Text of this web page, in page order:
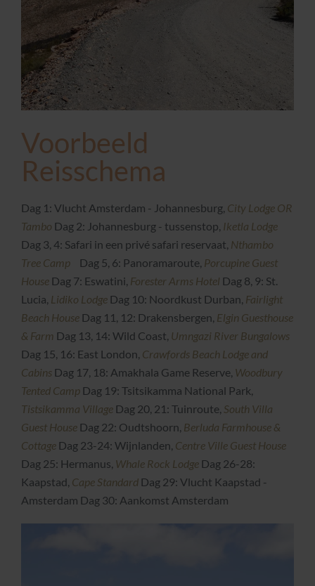
Voorbeeld
Reisschema
Dag 1: Vlucht Amsterdam - Johannesburg, City Lodge OR
Tambo Dag 2: Johannesburg - tussenstop, Iketla Lodge
Dag 3, 4: Safari in een privé safari reservaat, Nthambo
Tree Camp
Dag 5, 6: Panoramaroute, Porcupine Guest
HouseDag 7: Eswatini, Forester Arms Hotel Dag 8, 9: St.
Lucia, Lidiko LodgeDag 10: Noordkust Durban, Fairlight
Beach HouseDag 11, 12: Drakensbergen, Elgin Guesthouse
& Farm Dag 13, 14: Wild Coast, Umngazi River Bungalows
Dag 15, 16: East London, Crawfords Beach Lodge and
Cabins Dag 17, 18: Amakhala Game Reserve, Woodbury
Tented CampDag 19: Tsitsikamma National Park,
Tistsikamma VillageDag 20, 21: Tuinroute, South Villa
Guest HouseDag 22: Oudtshoorn, Berluda Farmhouse &
CottageDag 23-24: Wijnlanden, Centre Ville Guest House
Dag 25: Hermanus, Whale Rock LodgeDag 26-28:
Kaapstad, Cape StandardDag 29: Vlucht Kaapstad -
Amsterdam Dag 30: Aankomst Amsterdam